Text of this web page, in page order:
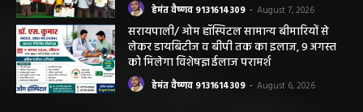
हेमंत वैष्णव 9131614309 - August 7, 2026
सरायपाली/ ओम हॉस्पिटल सामान्य बीमारियों से
लेकर डायबिटीज व बीपी तक का इलाज, 9 अगस्त
को मिलेगा विशेषज्ञ ईलाज परामर्श
हेमंत वैष्णव 9131614309 - August 6, 2026